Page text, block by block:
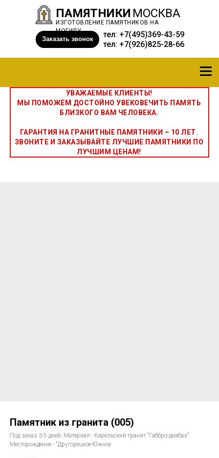
Заказать звонок тел: +7(495)369-43-59
тел: +7(926)825-28-66
ПАМЯТНИКИ МОСКВА
ИЗГОТОВЛЕНИЕ ПАМЯТНИКОВ НА
МОГИЛУ
УВАЖАЕМЫЕ КЛИЕНТЫ!
МЫ ПОМОЖЕМ ДОСТОЙНО УВЕКОВЕЧИТЬ ПАМЯТЬ
БЛИЗКОГО ВАМ ЧЕЛОВЕКА.
ГАРАНТИЯ НА ГРАНИТНЫЕ ПАМЯТНИКИ – 10 ЛЕТ.
ЗВОНИТЕ И ЗАКАЗЫВАЙТЕ ЛУЧШИЕ ПАМЯТНИКИ ПО
ЛУЧШИМ ЦЕНАМ!
Памятник из гранита (005)
Под заказ 3-5 дней; Материал - Карельский гранит "Габбро-диабаз".
Месторождение - "Другорецкое-Южное